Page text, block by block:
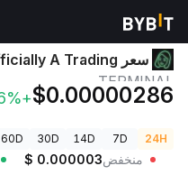
أسعار العملات الرقمية
سعر I'm Officially A Trading
TERMINAL
$0.00000286
+0.56%
24H
7D
14D
30D
60D
منخفض $ 0.000003